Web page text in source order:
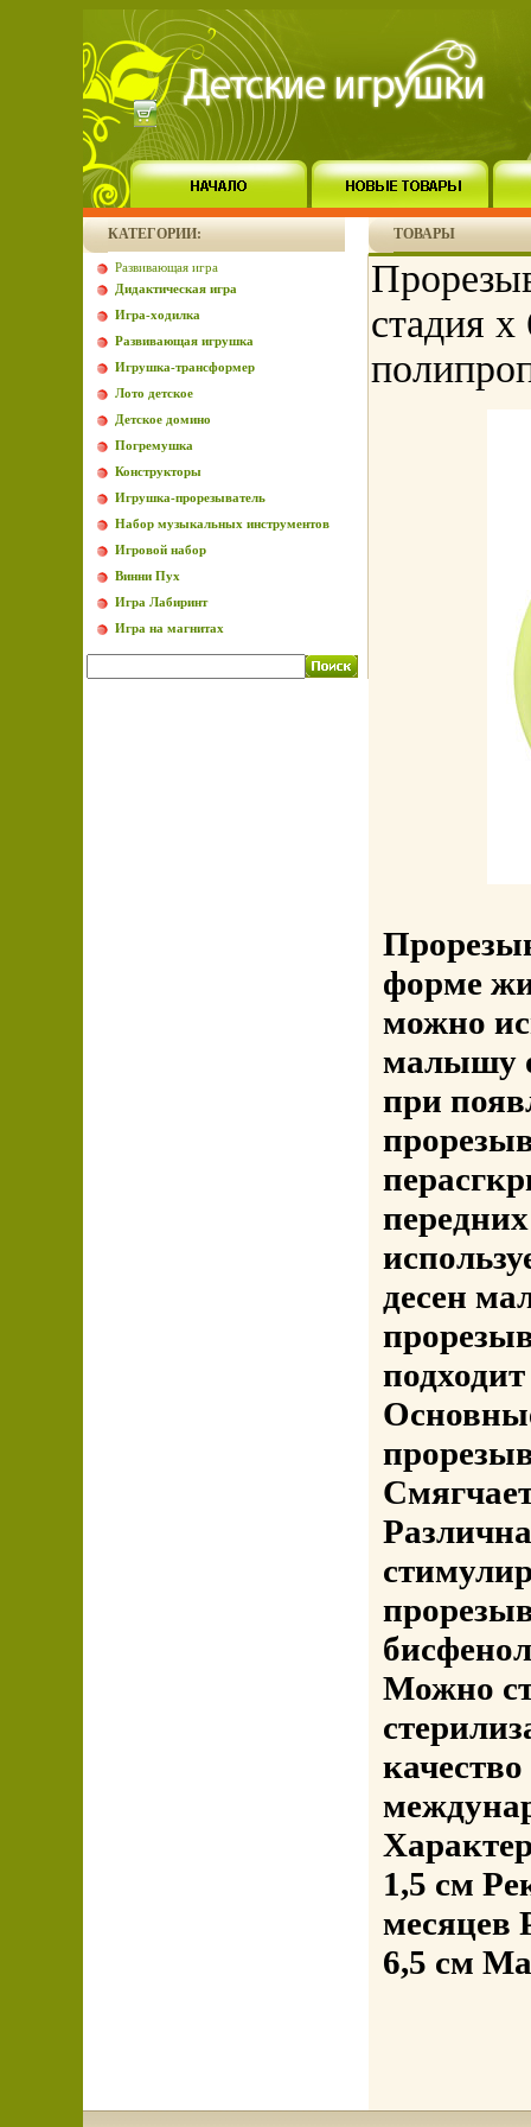
КАТЕГОРИИ:
Развивающая игра
Дидактическая игра
Игра-ходилка
Развивающая игрушка
Игрушка-трансформер
Лото детское
Детское домино
Погремушка
Конструкторы
Игрушка-прорезыватель
Набор музыкальных инструментов
Игровой набор
Винни Пух
Игра Лабиринт
Игра на магнитах
ТОВАРЫ
стадия
форме
можно
малышу
при
десен
Можно
1,5 см
месяцев
6,5 см